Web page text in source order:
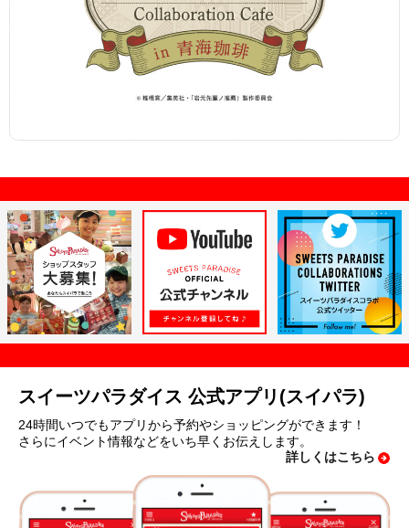
スイーツパラダイス 公式アプリ(スイパラ)
24時間いつでもアプリから予約やショッピングができます！
さらにイベント情報などをいち早くお伝えします。
詳しくはこちら